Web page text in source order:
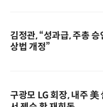
김정관, “성과급, 주총
상법 개정”
구광모 LG 회장, 내주 美